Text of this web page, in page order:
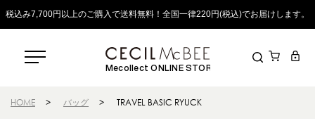
税込み7,700円以上のご購入で送料無料！全国一律220円(税込)でお届けします。
Mecollect ONLINE STORE
HOME > バッグ > TRAVEL BASIC RYUCK